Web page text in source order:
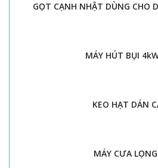
GỌT CẠNH NHẬT DÙNG CHO
MÁY HÚT BỤI
KEO HẠT DÁN
MÁY CƯA